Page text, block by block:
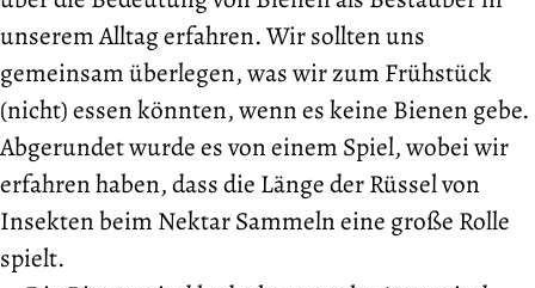
unserem Alltag erfahren. Wir sollten uns
gemeinsam überlegen, was wir zum Frühstück
(nicht) essen könnten, wenn es keine Bienen gebe.
Abgerundet wurde es von einem Spiel, wobei wir
erfahren haben, dass die Länge der Rüssel von
Insekten beim Nektar Sammeln eine große Rolle
spielt.